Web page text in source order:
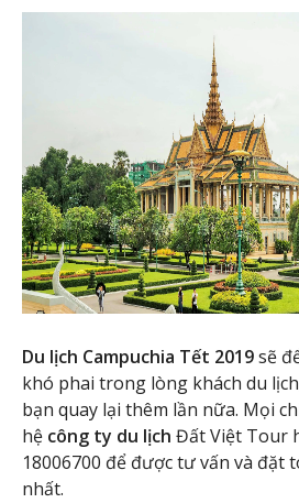
Du lịch Campuchia Tết 2019sẽ
khó phai trong lòng khách du
bạn quay lại thêm lần nữa. Mọi
hệ công ty du lịch Đất Việt Tour
18006700 để được tư vấn và đặt
nhất.